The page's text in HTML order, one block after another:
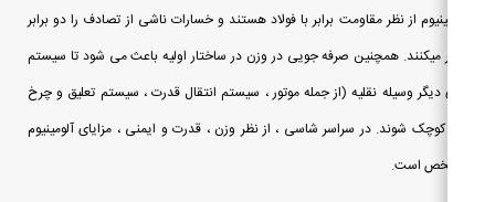
از نظر مقاومت برابر با فولاد هستند و خسارات ناشی از تصادف را دو برابر
میکنند. همچنین صرفه جویی در وزن در ساختار اولیه باعث می شود تا سیستم
وسیله نقلیه (از جمله موتور ، سیستم انتقال قدرت ، سیستم تعلیق و چرخ
شوند. در سراسر شاسی ، از نظر وزن ، قدرت و ایمنی ، مزایای آلومینیوم
است.